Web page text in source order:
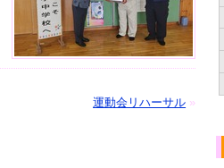
運動会リハーサル »